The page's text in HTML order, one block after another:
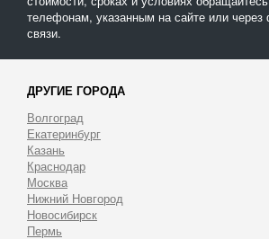
телефонам, указанным на сайте или через
связи.
ДРУГИЕ ГОРОДА
Волгоград
Екатеринбург
Казань
Краснодар
Москва
Нижний Новгород
Новосибирск
Пермь